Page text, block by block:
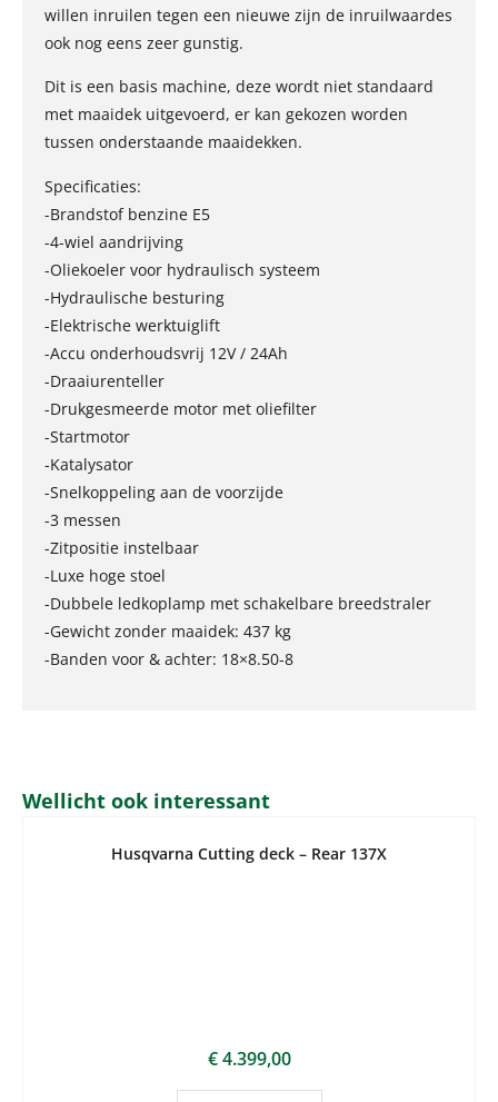
willen inruilen tegen een nieuwe zijn de inruilwaardes
ook nog eens zeer gunstig.
Dit is een basis machine, deze wordt niet standaard
met maaidek uitgevoerd, er kan gekozen worden
tussen onderstaande maaidekken.
Specificaties:
-Brandstof benzine E5
-4-wiel aandrijving
-Oliekoeler voor hydraulisch systeem
-Hydraulische besturing
-Elektrische werktuiglift
-Accu onderhoudsvrij 12V / 24Ah
-Draaiurenteller
-Drukgesmeerde motor met oliefilter
-Startmotor
-Katalysator
-Snelkoppeling aan de voorzijde
-3 messen
-Zitpositie instelbaar
-Luxe hoge stoel
-Dubbele ledkoplamp met schakelbare breedstraler
-Gewicht zonder maaidek: 437 kg
-Banden voor & achter: 18×8.50-8
Wellicht ook interessant
Husqvarna Cutting deck – Rear 137X
€4.399,00